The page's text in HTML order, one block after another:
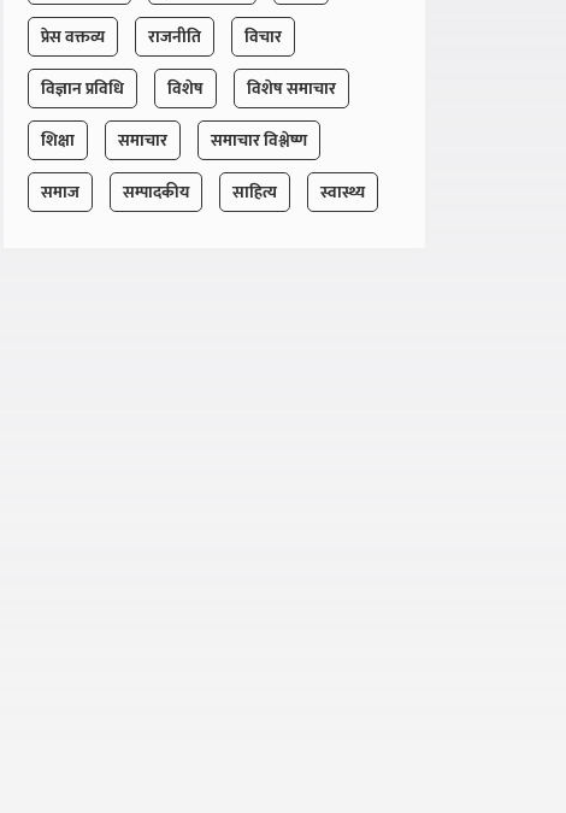
प्रेस वक्तव्य
राजनीति
विचार
विज्ञान प्रविधि
विशेष
विशेष समाचार
शिक्षा
समाचार
समाचार विश्लेष्ण
समाज
सम्पादकीय साहित्य स्वास्थ्य